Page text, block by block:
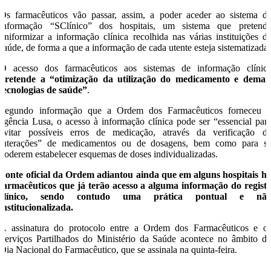
Os farmacêuticos vão passar, assim, a poder aceder ao sistema de
informação “SClínico” dos hospitais, um sistema que pretende
uniformizar a informação clínica recolhida nas várias instituições de
saúde, de forma a que a informação de cada utente esteja sistematizada.
O acesso dos farmacêuticos aos sistemas de informação clínica
pretende a “otimização da utilização do medicamento e demais
tecnologias de saúde”.
Segundo informação que a Ordem dos Farmacêuticos forneceu à
agência Lusa, o acesso à informação clínica pode ser “essencial para
evitar possíveis erros de medicação, através da verificação de
interações” de medicamentos ou de dosagens, bem como para se
poderem estabelecer esquemas de doses individualizadas.
Fonte oficial da Ordem adiantou ainda que em alguns hospitais há
farmacêuticos que já terão acesso a alguma informação do registo
clínico, sendo contudo uma prática pontual e não
institucionalizada.
A assinatura do protocolo entre a Ordem dos Farmacêuticos e os
Serviços Partilhados do Ministério da Saúde acontece no âmbito do
Dia Nacional do Farmacêutico, que se assinala na quinta-feira.